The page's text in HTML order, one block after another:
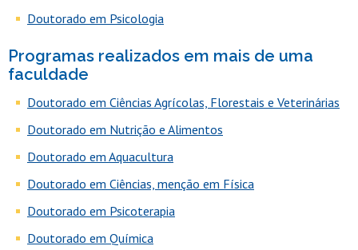
Doutorado em Psicologia
Programas realizados em mais de uma
faculdade
Doutorado em Ciências Agrícolas, Florestais e Veterinárias
Doutorado em Nutrição e Alimentos
Doutorado em Aquacultura
Doutorado em Ciências, menção em Física
Doutorado em Psicoterapia
Doutorado em Química